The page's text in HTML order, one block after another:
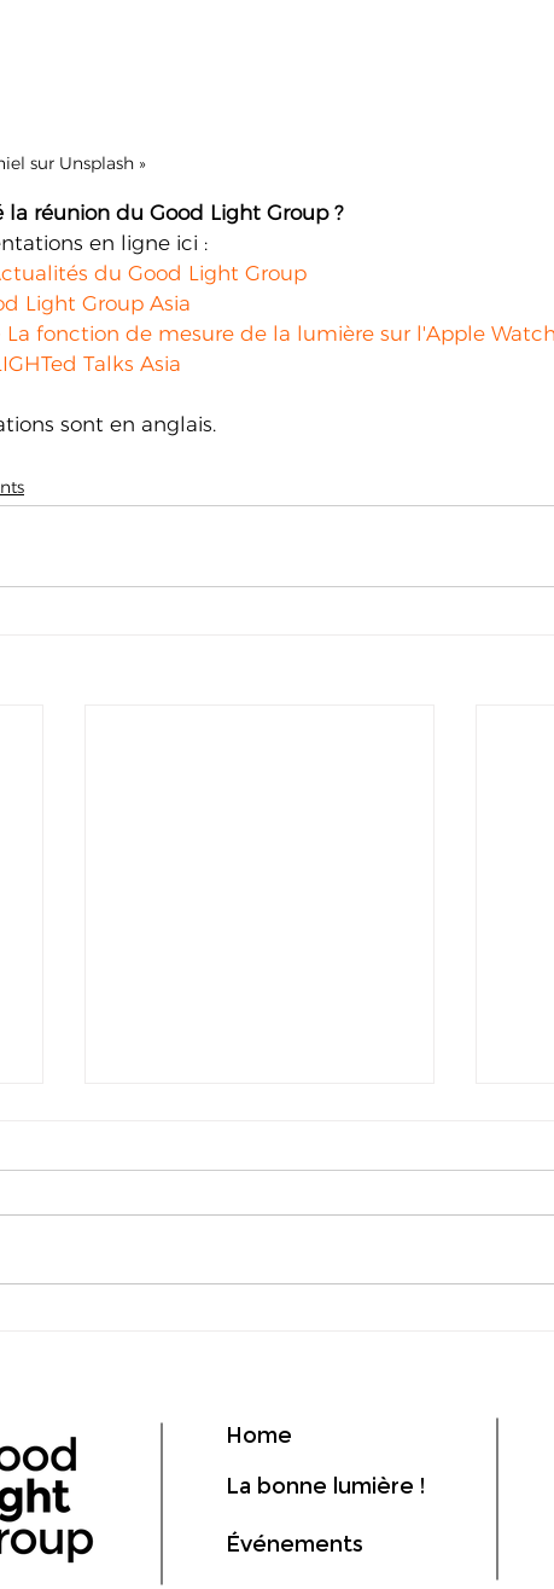
sur Unsplash »
la réunion du Good Light Group ?
en ligne ici :
du Good Light Group
Light Group Asia
La fonction de mesure de la lumière sur l'Apple
Talks Asia
sont en anglais.
Home
La bonne lumière !
Événements